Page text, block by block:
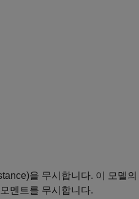
을 무시합니다. 이 모델
멘트를 무시합니다.